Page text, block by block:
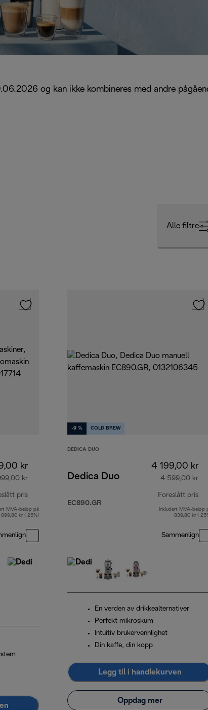
og kan ikke kombineres med andre
Alle filtre
kr
kr
pris
opprinnelig pris 4 999,00 kr
MVA-beløp på
899,80 kr ( 25%)
-9 % COLD BREW
DEDICA DUO
Dedica Duo
EC890.GR
4 199,00 kr
4 599,00 kr
Foreslått pris
Inkludert MVA-beløp
839,80 kr (
Sammenlign
En verden av drikkealternativer
Perfekt mikroskum
Intuitiv brukervennlighet
Din kaffe, din kopp
Legg til i handlekurven
Oppdag mer